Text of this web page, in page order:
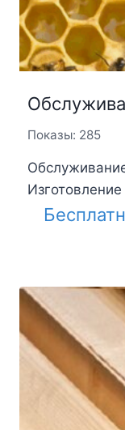
Показы: 285
Изготовление